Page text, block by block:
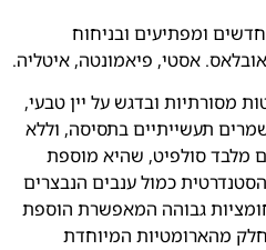
ומפתיעים ובניחוח
אובלאס. אסטי, פיאמונטה, איטליה.
מסורתיות ובדגש על יין טבעי,
תעשייתיים בתסיסה, וללא
מלבד סולפיט, שהיא מוספת
מהכמות הסטנדרטית כמול ענבים הנבצרים
גבוהה המאפשרת הוספת
מהארומטיות המיוחדת